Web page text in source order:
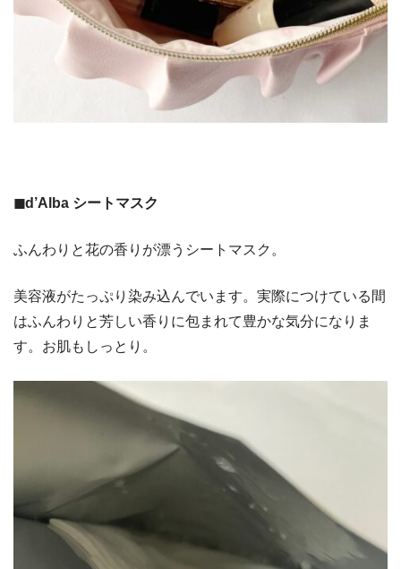
◼︎d’Alba シートマスク
ふんわりと花の香りが漂うシートマスク。
美容液がたっぷり染み込んでいます。実際につけている間
はふんわりと芳しい香りに包まれて豊かな気分になりま
す。お肌もしっとり。